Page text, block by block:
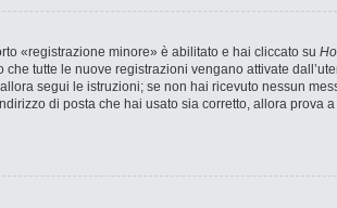
«registrazione minore» è abilitato e hai cliccato su
tutte le nuove registrazioni vengano attivate
segui le istruzioni; se non hai ricevuto nessun
di posta che hai usato sia corretto, allora prova